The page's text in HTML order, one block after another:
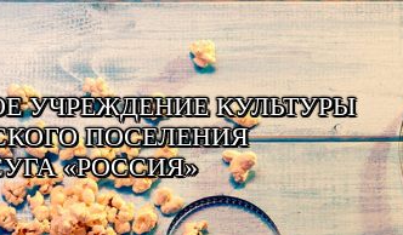
УЧРЕЖДЕНИЕ КУЛЬТУРЫ
ПОСЕЛЕНИЯ
«РОССИЯ»